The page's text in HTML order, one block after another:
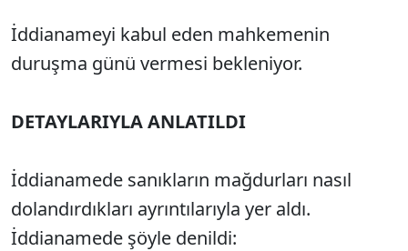
İddianameyi kabul eden mahkemenin
duruşma günü vermesi bekleniyor.
DETAYLARIYLA ANLATILDI
İddianamede sanıkların mağdurları nasıl
dolandırdıkları ayrıntılarıyla yer aldı.
İddianamede şöyle denildi: